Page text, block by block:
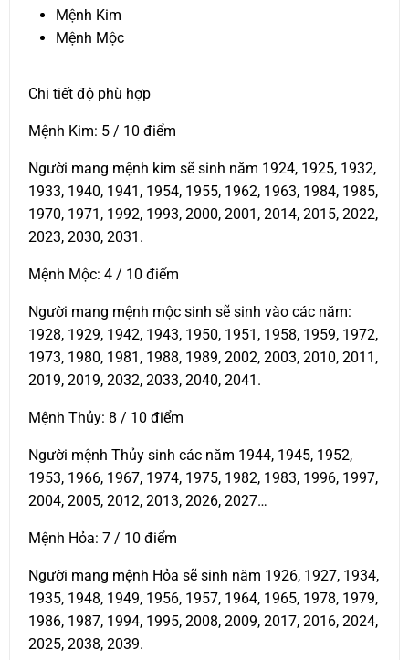
Mệnh Kim
Mệnh Mộc
Chi tiết độ phù hợp
Mệnh Kim: 5 / 10 điểm
Người mang mệnh kim sẽ sinh năm 1924, 1925, 1932,
1933, 1940, 1941, 1954, 1955, 1962, 1963, 1984, 1985,
1970, 1971, 1992, 1993, 2000, 2001, 2014, 2015, 2022,
2023, 2030, 2031.
Mệnh Mộc: 4 / 10 điểm
Người mang mệnh mộc sinh sẽ sinh vào các năm:
1928, 1929, 1942, 1943, 1950, 1951, 1958, 1959, 1972,
1973, 1980, 1981, 1988, 1989, 2002, 2003, 2010, 2011,
2019, 2019, 2032, 2033, 2040, 2041.
Mệnh Thủy: 8 / 10 điểm
Người mệnh Thủy sinh các năm 1944, 1945, 1952,
1953, 1966, 1967, 1974, 1975, 1982, 1983, 1996, 1997,
2004, 2005, 2012, 2013, 2026, 2027…
Mệnh Hỏa: 7 / 10 điểm
Người mang mệnh Hỏa sẽ sinh năm 1926, 1927, 1934,
1935, 1948, 1949, 1956, 1957, 1964, 1965, 1978, 1979,
1986, 1987, 1994, 1995, 2008, 2009, 2017, 2016, 2024,
2025, 2038, 2039.